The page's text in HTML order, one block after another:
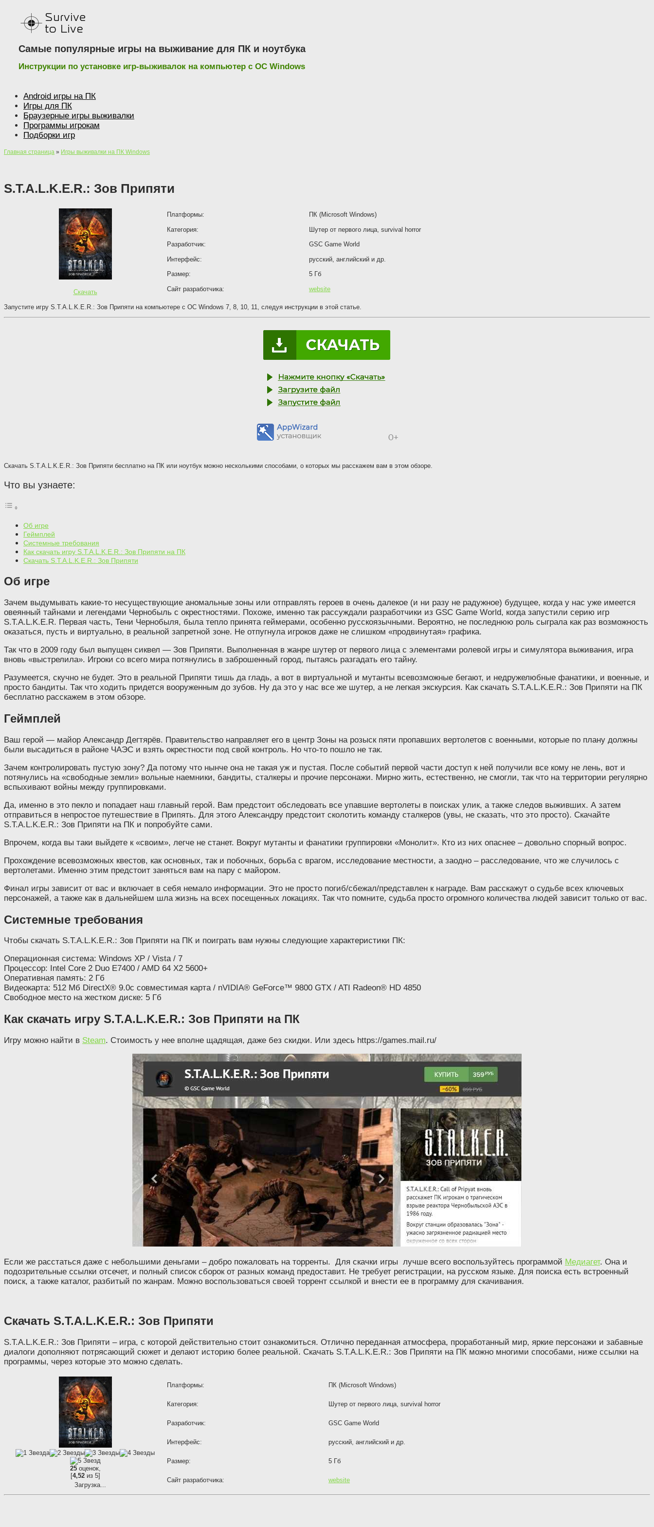
Самые популярные игры на выживание для ПК и ноутбука
Инструкции по установке игр-выживалок на компьютер с ОС Windows
Android игры на ПК
Игры для ПК
Браузерные игры выживалки
Программы игрокам
Подборки игр
Главная страница » Игры выживалки на ПК Windows
S.T.A.L.K.E.R.: Зов Припяти
Скачать
Платформы: ПК (Microsoft Windows)
Категория:
Шутер от первого лица, survival horror
Разработчик:
GSC Game World
Интерфейс:
русский, английский и др.
Размер:
5 Гб
Сайт разработчика: website
Запустите игру S.T.A.L.K.E.R.: Зов Припяти на компьютере с ОС Windows 7, 8, 10, 11, следуя инструкции в этой статье.
Скачать S.T.A.L.K.E.R.: Зов Припяти бесплатно на ПК или ноутбук можно несколькими способами, о которых мы расскажем вам в этом обзоре.
Что вы узнаете:
Об игре
Геймплей
Системные требования
Как скачать игру S.T.A.L.K.E.R.: Зов Припяти на ПК
Скачать S.T.A.L.K.E.R.: Зов Припяти
Об игре
Зачем выдумывать какие-то несуществующие аномальные зоны или отправлять героев в очень далекое (и ни разу не радужное) будущее, когда у нас уже имеется
овеянный тайнами и легендами Чернобыль с окрестностями. Похоже, именно так рассуждали разработчики из GSC Game World, когда запустили серию игр
S.T.A.L.K.E.R. Первая часть, Тени Чернобыля, была тепло принята геймерами, особенно русскоязычными. Вероятно, не последнюю роль сыграла как раз возможность
оказаться, пусть и виртуально, в реальной запретной зоне. Не отпугнула игроков даже не слишком «продвинутая» графика.
Так что в 2009 году был выпущен сиквел — Зов Припяти. Выполненная в жанре шутер от первого лица с элементами ролевой игры и симулятора выживания, игра
вновь «выстрелила». Игроки со всего мира потянулись в заброшенный город, пытаясь разгадать его тайну.
Разумеется, скучно не будет. Это в реальной Припяти тишь да гладь, а вот в виртуальной и мутанты всевозможные бегают, и недружелюбные фанатики, и военные, и
просто бандиты. Так что ходить придется вооруженным до зубов. Ну да это у нас все же шутер, а не легкая экскурсия. Как скачать S.T.A.L.K.E.R.: Зов Припяти на ПК
бесплатно расскажем в этом обзоре.
Геймплей
Ваш герой — майор Александр Дегтярёв. Правительство направляет его в центр Зоны на розыск пяти пропавших вертолетов с военными, которые по плану должны
были высадиться в районе ЧАЭС и взять окрестности под свой контроль. Но что-то пошло не так.
Зачем контролировать пустую зону? Да потому что нынче она не такая уж и пустая. После событий первой части доступ к ней получили все кому не лень, вот и
потянулись на «свободные земли» вольные наемники, бандиты, сталкеры и прочие персонажи. Мирно жить, естественно, не смогли, так что на территории регулярно
вспыхивают войны между группировками.
Да, именно в это пекло и попадает наш главный герой. Вам предстоит обследовать все упавшие вертолеты в поисках улик, а также следов выживших. А затем
отправиться в непростое путешествие в Припять. Для этого Александру предстоит сколотить команду сталкеров (увы, не сказать, что это просто). Скачайте
S.T.A.L.K.E.R.: Зов Припяти на ПК и попробуйте сами.
Впрочем, когда вы таки выйдете к «своим», легче не станет. Вокруг мутанты и фанатики группировки «Монолит». Кто из них опаснее – довольно спорный вопрос.
Прохождение всевозможных квестов, как основных, так и побочных, борьба с врагом, исследование местности, а заодно – расследование, что же случилось с
вертолетами. Именно этим предстоит заняться вам на пару с майором.
Финал игры зависит от вас и включает в себя немало информации. Это не просто погиб/сбежал/представлен к награде. Вам расскажут о судьбе всех ключевых
персонажей, а также как в дальнейшем шла жизнь на всех посещенных локациях. Так что помните, судьба просто огромного количества людей зависит только от вас.
Системные требования
Чтобы скачать S.T.A.L.K.E.R.: Зов Припяти на ПК и поиграть вам нужны следующие характеристики ПК:
Операционная система: Windows XP / Vista / 7
Процессор: Intel Core 2 Duo E7400 / AMD 64 X2 5600+
Оперативная память: 2 Гб
Видеокарта: 512 Мб DirectX® 9.0c совместимая карта / nVIDIA® GeForce™ 9800 GTX / ATI Radeon® HD 4850
Свободное место на жестком диске: 5 Гб
Как скачать игру S.T.A.L.K.E.R.: Зов Припяти на ПК
Игру можно найти в Steam. Стоимость у нее вполне щадящая, даже без скидки. Или здесь https://games.mail.ru/
Если же расстаться даже с небольшими деньгами – добро пожаловать на торренты. Для скачки игры лучше всего воспользуйтесь программой Медиагет. Она и
подозрительные ссылки отсечет, и полный список сборок от разных команд предоставит. Не требует регистрации, на русском языке. Для поиска есть встроенный
поиск, а также каталог, разбитый по жанрам. Можно воспользоваться своей торрент ссылкой и внести ее в программу для скачивания.
Скачать S.T.A.L.K.E.R.: Зов Припяти
S.T.A.L.K.E.R.: Зов Припяти – игра, с которой действительно стоит ознакомиться. Отлично переданная атмосфера, проработанный мир, яркие персонажи и забавные
диалоги дополняют потрясающий сюжет и делают историю более реальной. Скачать S.T.A.L.K.E.R.: Зов Припяти на ПК можно многими способами, ниже ссылки на
программы, через которые это можно сделать.
25оценок,
[4,52из 5]
Загрузка...
Платформы: ПК (Microsoft Windows)
Категория: Шутер от первого лица, survival horror
Разработчик: GSC Game World
Интерфейс: русский, английский и др.
Размер: 5 Гб
Сайт разработчика: website